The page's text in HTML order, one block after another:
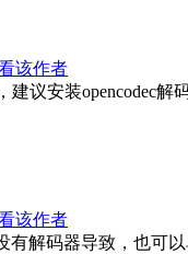
该作者
议安装opencodec解码
该作者
解码器导致，也可以